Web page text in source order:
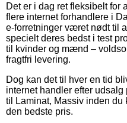
Det er i dag ret fleksibelt for
flere internet forhandlere i
e-forretninger været nødt til
specielt deres bedst i test
til kvinder og mænd –
fragtfri levering.
Dog kan det til hver en tid
internet handler efter
til Laminat, Massiv inden du
den bedste pris.